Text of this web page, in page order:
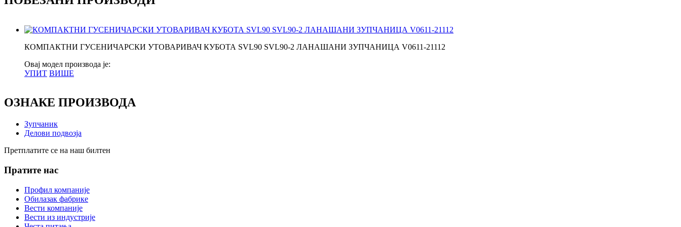
КОМПАКТНИ ГУСЕНИЧАРСКИ УТОВАРИВАЧ КУБОТА SVL90 SVL90-2 ЛАНАШАНИ ЗУПЧАНИЦА V0611-21112
Овај модел производа је:
УПИТ ВИШЕ
ОЗНАКЕ ПРОИЗВОДА
Зупчаник
Делови подвозја
Претплатите се на наш билтен
Пратите нас
Профил компаније
Обилазак фабрике
Вести компаније
Вести из индустрије